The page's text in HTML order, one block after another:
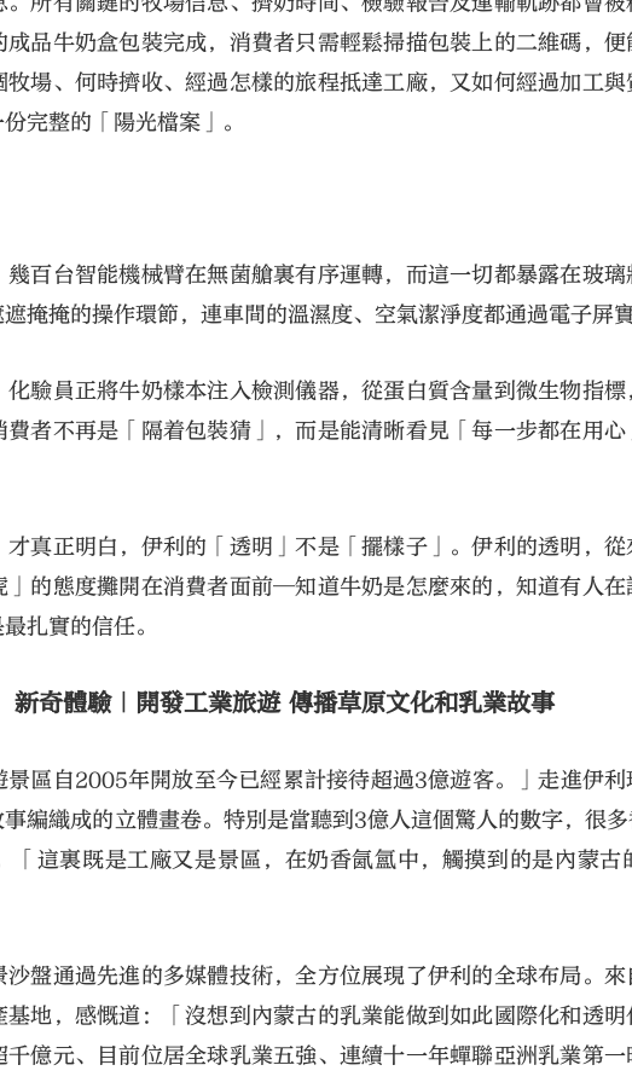
品牛奶盒包裝完成，消費者只需輕鬆掃描包裝上的二維碼，
場、何時擠收、經過怎樣的旅程抵達工廠，又如何經過加工
完整的「陽光檔案」。
百台智能機械臂在無菌艙裏有序運轉，而這一切都暴露在玻
掩掩的操作環節，連車間的溫濕度、空氣潔淨度都通過電子屏實
驗員正將牛奶樣本注入檢測儀器，從蛋白質含量到微生物指
者不再是「隔着包裝猜」，而是能清晰看見「每一步都在用
真正明白，伊利的「透明」不是「擺樣子」。伊利的透明，
的態度攤開在消費者面前─知道牛奶是怎麼來的，知道有人在
扎實的信任。
新奇體驗｜開發工業旅遊 傳播草原文化和乳業故事
景區自2005年開放至今已經累計接待超過3億遊客。」走進伊
編織成的立體畫卷。特別是當聽到3億人這個驚人的數字，很
「這裏既是工廠又是景區，在奶香氤氳中，觸摸到的是內蒙古
盤通過先進的多媒體技術，全方位展現了伊利的全球布局。
地，感慨道：「沒想到內蒙古的乳業能做到如此國際化和透明
億元、目前位居全球乳業五強、連續十一年蟬聯亞洲乳業第